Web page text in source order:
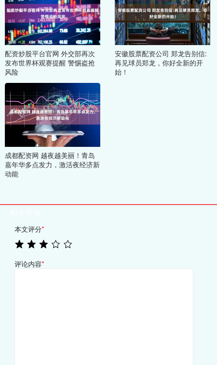
配资炒股平台官网 外交部再次
发布世界杯观赛提醒 警惕盗抢
风险
安徽股票配资公司 郑龙告别信:
再见球员郑龙，你好全新的开
始！
成都配资网 越夜越美丽！青岛
嘉年华多点发力，激活夜经济新
动能
本文评分*
评论内容*